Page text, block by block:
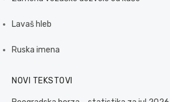
Lavaš hleb
Ruska imena
NOVI TEKSTOVI